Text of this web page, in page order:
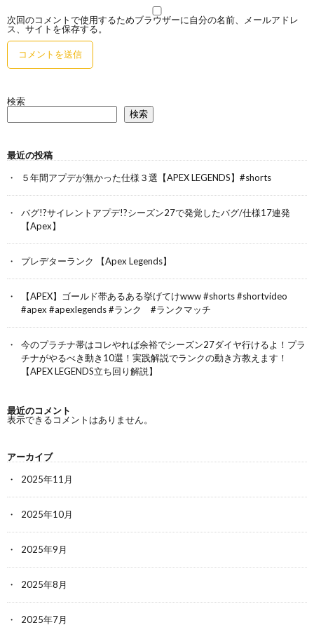
次回のコメントで使用するためブラウザーに自分の名前、メールアドレ
ス、サイトを保存する。
検索
検索
最近の投稿
５年間アプデが無かった仕様３選【APEX LEGENDS】#shorts
バグ!?サイレントアプデ!?シーズン27で発覚したバグ/仕様17連発
【Apex】
プレデターランク 【Apex Legends】
【APEX】ゴールド帯あるある挙げてけwww #shorts #shortvideo
#apex #apexlegends #ランク #ランクマッチ
今のプラチナ帯はコレやれば余裕でシーズン27ダイヤ行けるよ！プラ
チナがやるべき動き10選！実践解説でランクの動き方教えます！
【APEX LEGENDS立ち回り解説】
最近のコメント
表示できるコメントはありません。
アーカイブ
2025年11月
2025年10月
2025年9月
2025年8月
2025年7月